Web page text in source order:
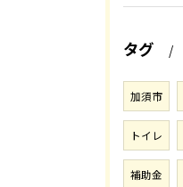
タグ
加須市
トイレ
補助金